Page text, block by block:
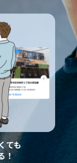
ても
！